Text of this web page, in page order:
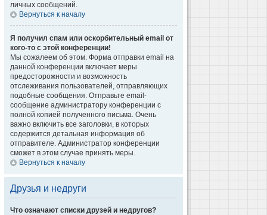
личных сообщений.
Вернуться к началу
Я получил спам или оскорбительный email от
кого-то с этой конференции!
Мы сожалеем об этом. Форма отправки email на
данной конференции включает меры
предосторожности и возможность
отслеживания пользователей, отправляющих
подобные сообщения. Отправьте email-
сообщение администратору конференции с
полной копией полученного письма. Очень
важно включить все заголовки, в которых
содержится детальная информация об
отправителе. Администратор конференции
сможет в этом случае принять меры.
Вернуться к началу
Друзья и недруги
Что означают списки друзей и недругов?